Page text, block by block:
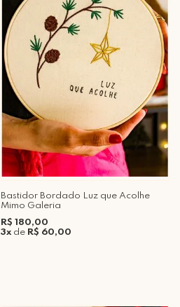
Bastidor Bordado Luz que Acolhe
Mimo Galeria
R$ 180,00
3xde R$ 60,00